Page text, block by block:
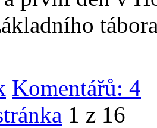
Komentářů: 4
1 z 16